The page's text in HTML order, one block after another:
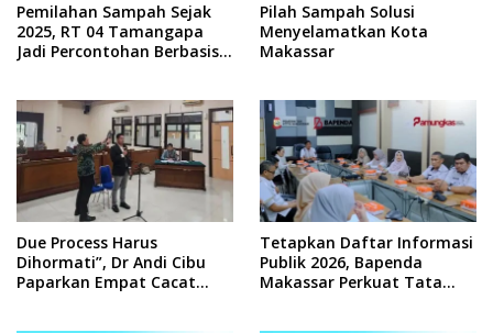
Pemilahan Sampah Sejak
2025, RT 04 Tamangapa
Jadi Percontohan Berbasis
Pilah Sampah Solusi
Menyelamatkan Kota
Makassar
Due Process Harus
Dihormati”, Dr Andi Cibu
Paparkan Empat Cacat
Tetapkan Daftar Informasi
Publik 2026, Bapenda
Makassar Perkuat Tata